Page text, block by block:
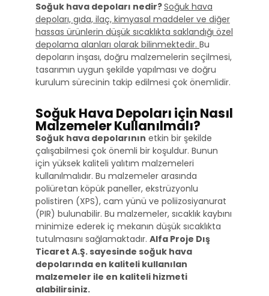
Soğuk hava depoları nedir?Soğuk hava
depoları, gıda, ilaç, kimyasal maddeler ve diğer
hassas ürünlerin düşük sıcaklıkta saklandığı özel
depolama alanları olarak bilinmektedir. Bu
depoların inşası, doğru malzemelerin seçilmesi,
tasarımın uygun şekilde yapılması ve doğru
kurulum sürecinin takip edilmesi çok önemlidir.
Soğuk Hava Depoları için Nasıl
Malzemeler Kullanılmalı?
Soğuk hava depolarının etkin bir şekilde
çalışabilmesi çok önemli bir koşuldur. Bunun
için yüksek kaliteli yalıtım malzemeleri
kullanılmalıdır. Bu malzemeler arasında
poliüretan köpük paneller, ekstrüzyonlu
polistiren (XPS), cam yünü ve poliizosiyanurat
(PIR) bulunabilir. Bu malzemeler, sıcaklık kaybını
minimize ederek iç mekanın düşük sıcaklıkta
tutulmasını sağlamaktadır. Alfa Proje Dış
Ticaret A.Ş. sayesinde soğuk hava
depolarında en kaliteli kullanılan
malzemeler ile en kaliteli hizmeti
alabilirsiniz.